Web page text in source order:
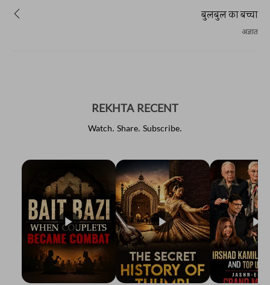
बुलबुल का बच्चा
अज्ञात
REKHTA RECENT
Watch. Share. Subscribe.